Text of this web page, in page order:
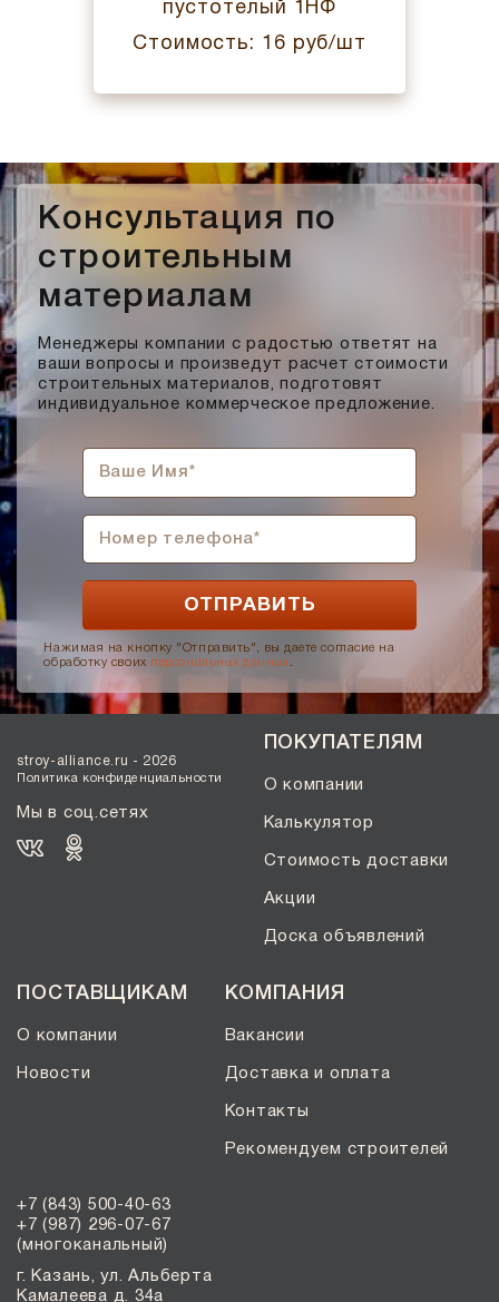
пустотелый 1НФ
Стоимость: 16 руб/шт
Консультация по
строительным
материалам
Менеджеры компании с радостью ответят на
ваши вопросы и произведут расчет стоимости
строительных материалов, подготовят
индивидуальное коммерческое предложение.
Нажимая на кнопку "Отправить", вы даете согласие на
обработку своих персональных данных .
stroy-alliance.ru - 2026
Политика конфиденциальности
Мы в соц.сетях
ПОКУПАТЕЛЯМ
О компании
Калькулятор
Стоимость доставки
Акции
Доска объявлений
ПОСТАВЩИКАМ
О компании
Новости
КОМПАНИЯ
Вакансии
Доставка и оплата
Контакты
Рекомендуем строителей
+7 (843) 500-40-63
+7 (987) 296-07-67
(многоканальный)
г. Казань, ул. Альберта
Камалеева д. 34а